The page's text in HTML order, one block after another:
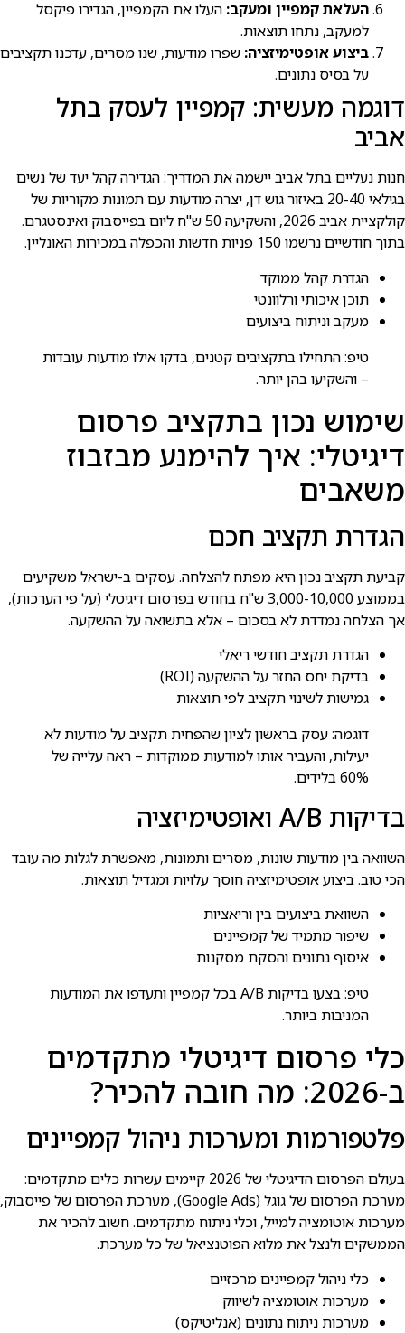
העלאת קמפיין ומעקב: העלו את הקמפיין, הגדירו פיקסל
למעקב, נתחו תוצאות.
ביצוע אופטימיזציה: שפרו מודעות, שנו מסרים, עדכנו תקציבים
על בסיס נתונים.
דוגמה מעשית: קמפיין לעסק בתל
אביב
חנות נעליים בתל אביב יישמה את המדריך: הגדירה קהל יעד של נשים
בגילאי 20-40 באיזור גוש דן, יצרה מודעות עם תמונות מקוריות של
קולקציית אביב 2026, והשקיעה 50 ש"ח ליום בפייסבוק ואינסטגרם.
בתוך חודשיים נרשמו 150 פניות חדשות והכפלה במכירות האונליין.
הגדרת קהל ממוקד
תוכן איכותי ורלוונטי
מעקב וניתוח ביצועים
טיפ: התחילו בתקציבים קטנים, בדקו אילו מודעות עובדות
– והשקיעו בהן יותר.
שימוש נכון בתקציב פרסום
דיגיטלי: איך להימנע מבזבוז
משאבים
הגדרת תקציב חכם
קביעת תקציב נכון היא מפתח להצלחה. עסקים ב-ישראל משקיעים
בממוצע 3,000-10,000 ש"ח בחודש בפרסום דיגיטלי (על פי הערכות),
אך הצלחה נמדדת לא בסכום – אלא בתשואה על ההשקעה.
הגדרת תקציב חודשי ריאלי
בדיקת יחס החזר על ההשקעה (ROI)
גמישות לשינוי תקציב לפי תוצאות
דוגמה: עסק בראשון לציון שהפחית תקציב על מודעות לא
יעילות, והעביר אותו למודעות ממוקדות – ראה עלייה של
60% בלידים.
בדיקות A/B ואופטימיזציה
השוואה בין מודעות שונות, מסרים ותמונות, מאפשרת לגלות מה עובד
הכי טוב. ביצוע אופטימיזציה חוסך עלויות ומגדיל תוצאות.
השוואת ביצועים בין וריאציות
שיפור מתמיד של קמפיינים
איסוף נתונים והסקת מסקנות
טיפ: בצעו בדיקות A/B בכל קמפיין ותעדפו את המודעות
המניבות ביותר.
כלי פרסום דיגיטלי מתקדמים
ב-2026: מה חובה להכיר?
פלטפורמות ומערכות ניהול קמפיינים
בעולם הפרסום הדיגיטלי של 2026 קיימים עשרות כלים מתקדמים:
מערכת הפרסום של גוגל (Google Ads), מערכת הפרסום של פייסבוק,
מערכות אוטומציה למייל, וכלי ניתוח מתקדמים. חשוב להכיר את
הממשקים ולנצל את מלוא הפוטנציאל של כל מערכת.
כלי ניהול קמפיינים מרכזיים
מערכות אוטומציה לשיווק
מערכות ניתוח נתונים (אנליטיקס)